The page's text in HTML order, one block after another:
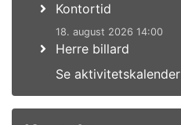
Kontortid
18. august 2026 14:00
Herre billard
Se aktivitetskalender